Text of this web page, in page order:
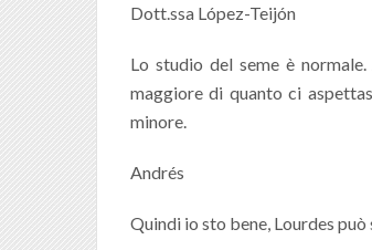
Dott.ssa López-Teijón
Lo studio del seme è
maggiore di quanto ci
minore.
Andrés
Quindi io sto bene, Lourdes